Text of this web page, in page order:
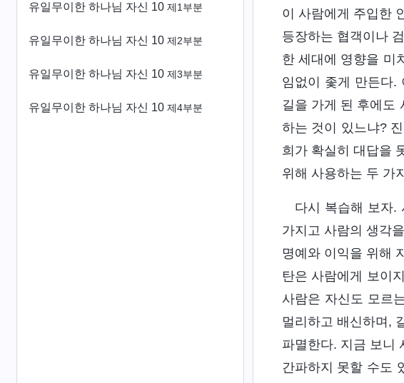
유일무이한 하나님 자신 10 제1부분
유일무이한 하나님 자신 10 제2부분
유일무이한 하나님 자신 10 제3부분
유일무이한 하나님 자신 10 제4부분
이 사람에게 주입한
등장하는 협객이나
한 세대에 영향을 미
임없이 좇게 만든다.
길을 가게 된 후에도
하는 것이 있느냐?
희가 확실히 대답을
위해 사용하는 두 가
다시 복습해 보자.
가지고 사람의 생각
명예와 이익을 위해
탄은 사람에게 보이
사람은 자신도 모르
멀리하고 배신하며,
파멸한다. 지금 보니
간파하지 못할 수도